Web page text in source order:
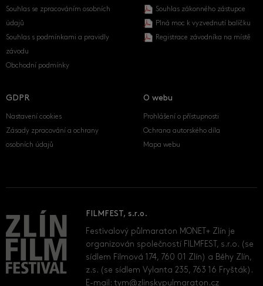
Souhlas se zpracováním osobních
údajů
Souhlas s podmínkami a pravidly
závodu
Obchodní podmínky
Souhlas zákonného zástupce
Plná moc k vyzvednutí balíčku
Registrace závodníka na místě
GDPR
Nastavení cookies
Zásady zpracování a ochrany
osobních údajů
O webu
Prohlášení o přístupnosti
Ochrana autorského díla
Mapa webu
FILMFEST, s.r.o.
Festivalový půlmaraton MONET+ Zlín je
organizován společností FILMFEST, s.r.o. (se
sídlem Filmová 174, 760 01 Zlín) a Běhy Zlín,
z.s. (se sídlem Vylanta 235, 763 16 Fryšták).
E-mail:tym@zlinskypulmaraton.cz